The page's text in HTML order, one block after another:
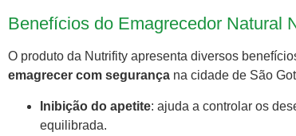
Benefícios do Emagrecedor Natural
O produto da Nutrifity apresenta diversos
emagrecer com segurança na cidade de São
Inibição do apetite: ajuda a controlar os
equilibrada.